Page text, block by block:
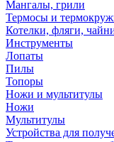
Мангалы, грили
Термосы и
Котелки, фляги,
Инструменты
Лопаты
Пилы
Топоры
Ножи и мультитулы
Ножи
Мультитулы
Устройства для